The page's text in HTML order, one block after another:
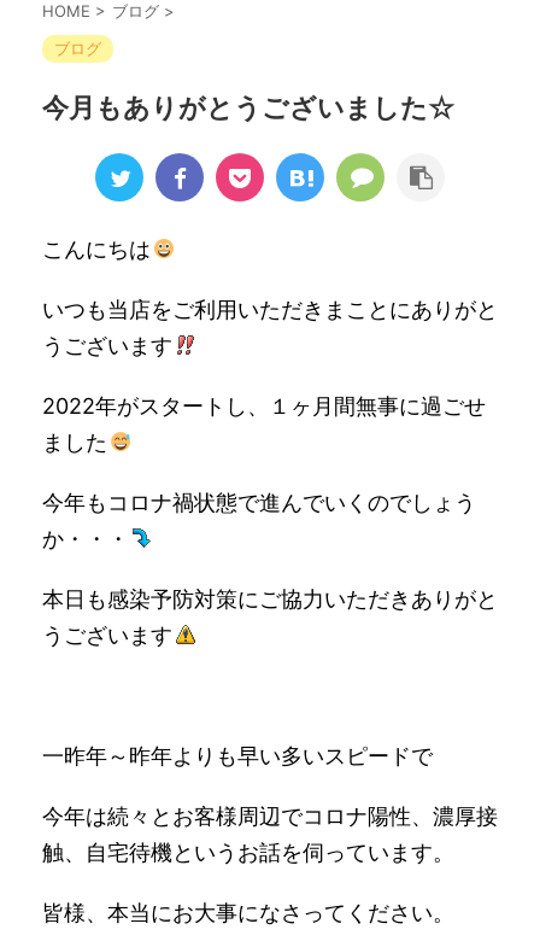
HOME > ブログ >
ブログ
今月もありがとうございました☆
こんにちは
いつも当店をご利用いただきまことにありがと
うございます
2022年がスタートし、１ヶ月間無事に過ごせ
ました
今年もコロナ禍状態で進んでいくのでしょう
か・・・
本日も感染予防対策にご協力いただきありがと
うございます
一昨年～昨年よりも早い多いスピードで
今年は続々とお客様周辺でコロナ陽性、濃厚接
触、自宅待機というお話を伺っています。
皆様、本当にお大事になさってください。